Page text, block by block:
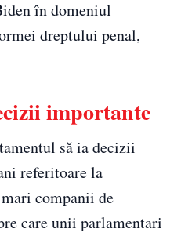
în domeniul
dreptului penal,
importante
să ia decizii
referitoare la
companii de
care unii parlamentari